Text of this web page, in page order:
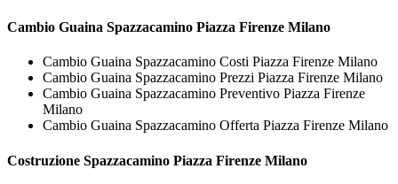
Cambio Guaina Spazzacamino Piazza Firenze Milano
Cambio Guaina Spazzacamino Costi Piazza Firenze Milano
Cambio Guaina Spazzacamino Prezzi Piazza Firenze Milano
Cambio Guaina Spazzacamino Preventivo Piazza Firenze
Milano
Cambio Guaina Spazzacamino Offerta Piazza Firenze Milano
Costruzione Spazzacamino Piazza Firenze Milano